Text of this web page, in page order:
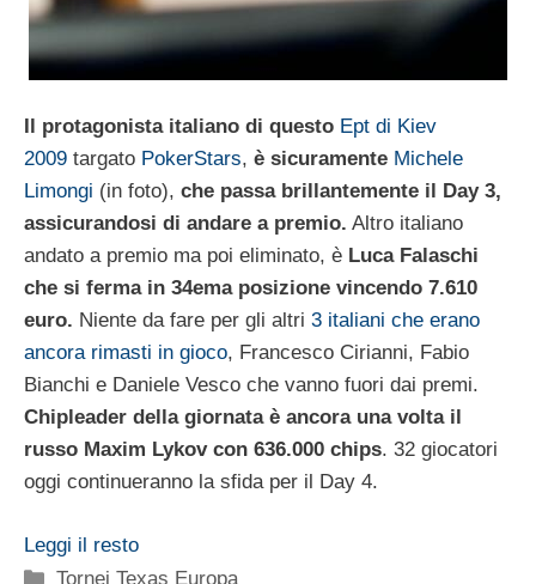
Il protagonista italiano di questo Ept di Kiev
2009 targato PokerStars, è sicuramente Michele
Limongi (in foto), che passa brillantemente il Day 3,
assicurandosi di andare a premio. Altro italiano
andato a premio ma poi eliminato, è Luca Falaschi
che si ferma in 34ema posizione vincendo 7.610
euro. Niente da fare per gli altri 3 italiani che erano
ancora rimasti in gioco, Francesco Cirianni, Fabio
Bianchi e Daniele Vesco che vanno fuori dai premi.
Chipleader della giornata è ancora una volta il
russo Maxim Lykov con 636.000 chips. 32 giocatori
oggi continueranno la sfida per il Day 4.
Leggi il resto
Categorie
Tornei Texas Europa